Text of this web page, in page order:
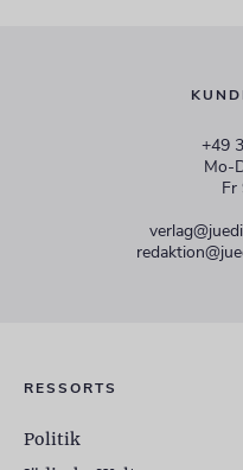
+49
Mo-
Fr
RESSORTS
Politik